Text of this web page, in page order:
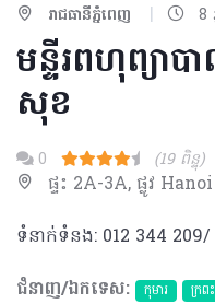
រាជធានីភ្នំពេញ | 8
មន្ទីរពហុព្យា
សុខ
0 (19 ពិន្ទុ)
ផ្ទះ 2A-3A, ផ្លូវ
ទំនាក់ទំនង: 012 344
ជំនាញ/ឯកទេស:
កុមារ ក្រព